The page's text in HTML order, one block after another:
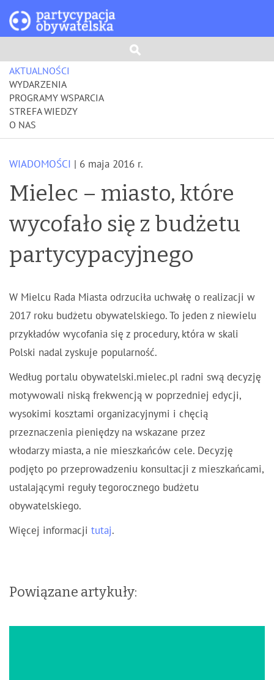
AKTUALNOŚCI
WYDARZENIA
PROGRAMY WSPARCIA
STREFA WIEDZY
O NAS
WIADOMOŚCI | 6 maja 2016 r.
Mielec – miasto, które
wycofało się z budżetu
partycypacyjnego
W Mielcu Rada Miasta odrzuciła uchwałę o realizacji w
2017 roku budżetu obywatelskiego. To jeden z niewielu
przykładów wycofania się z procedury, która w skali
Polski nadal zyskuje popularność.
Według portalu obywatelski.mielec.pl radni swą decyzję
motywowali niską frekwencją w poprzedniej edycji,
wysokimi kosztami organizacyjnymi i chęcią
przeznaczenia pieniędzy na wskazane przez
włodarzy miasta, a nie mieszkańców cele. Decyzję
podjęto po przeprowadzeniu konsultacji z mieszkańcami,
ustalającymi reguły tegorocznego budżetu
obywatelskiego.
Więcej informacji tutaj.
Powiązane artykuły: